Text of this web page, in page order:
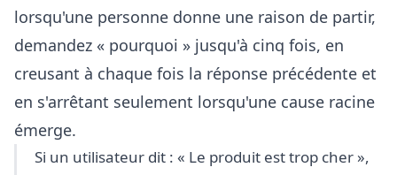
lorsqu'une personne donne une raison de partir,
demandez « pourquoi » jusqu'à cinq fois, en
creusant à chaque fois la réponse précédente et
en s'arrêtant seulement lorsqu'une cause racine
émerge.
Si un utilisateur dit : « Le produit est trop cher »,